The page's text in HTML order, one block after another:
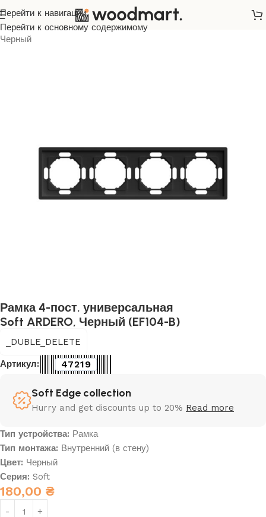
Перейти к навигации
Перейти к основному содержимому
Главная/ Розетки и выключатели/
Черный
Рамка 4-пост. универсальная
Soft ARDERO, Черный (EF104-B)
_DUBLE_DELETE
Артикул: 47219
Soft Edge collection
Hurry and get discounts up to 20% Read more
Тип устройства: Рамка
Тип монтажа: Внутренний (в стену)
Цвет: Черный
Серия: Soft
180,00 ₴